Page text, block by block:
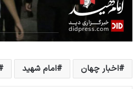
اخبار چهان امام شهید